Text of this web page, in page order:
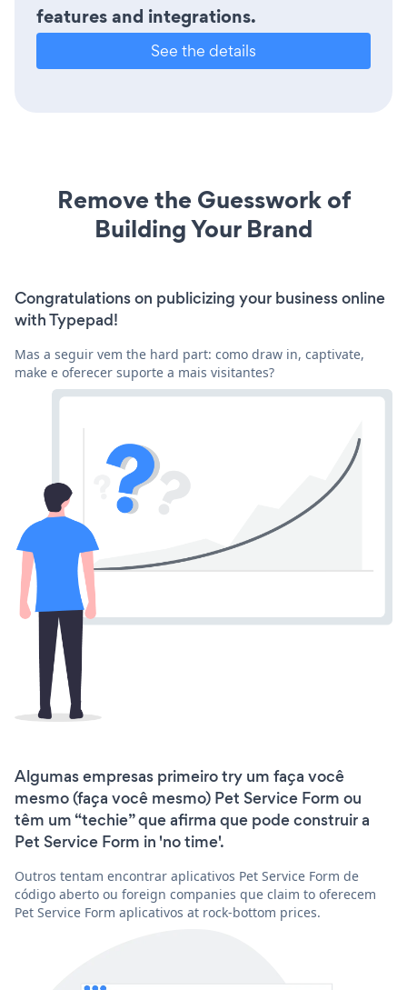
features and integrations.
See the details
Remove the Guesswork of
Building Your Brand
Congratulations on publicizing your business online
with Typepad!
Mas a seguir vem the hard part: como draw in, captivate,
make e oferecer suporte a mais visitantes?
Algumas empresas primeiro try um faça você
mesmo (faça você mesmo) Pet Service Form ou
têm um “techie” que afirma que pode construir a
Pet Service Form in 'no time'.
Outros tentam encontrar aplicativos Pet Service Form de
código aberto ou foreign companies que claim to oferecem
Pet Service Form aplicativos at rock-bottom prices.